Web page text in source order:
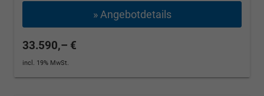
» Angebotdetails
33.590,– €
incl. 19% MwSt.